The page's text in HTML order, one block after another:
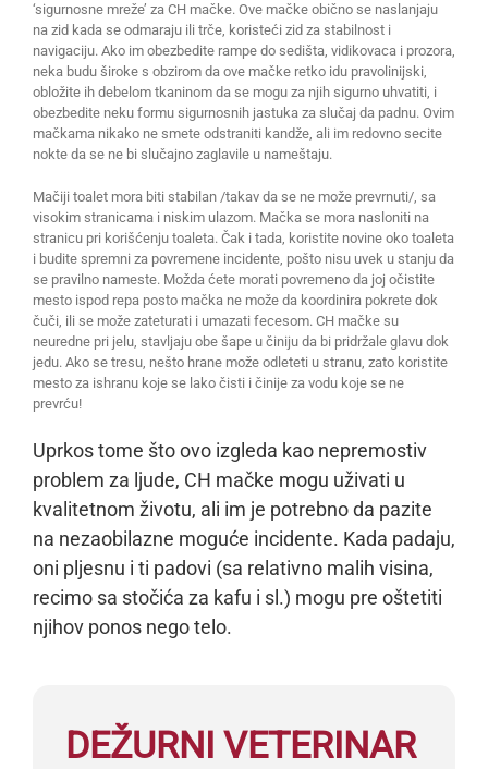
‘sigurnosne mreže’ za CH mačke. Ove mačke obično se naslanjaju
na zid kada se odmaraju ili trče, koristeći zid za stabilnost i
navigaciju. Ako im obezbedite rampe do sedišta, vidikovaca i prozora,
neka budu široke s obzirom da ove mačke retko idu pravolinijski,
obložite ih debelom tkaninom da se mogu za njih sigurno uhvatiti, i
obezbedite neku formu sigurnosnih jastuka za slučaj da padnu. Ovim
mačkama nikako ne smete odstraniti kandže, ali im redovno secite
nokte da se ne bi slučajno zaglavile u nameštaju.
Mačiji toalet mora biti stabilan /takav da se ne može prevrnuti/, sa
visokim stranicama i niskim ulazom. Mačka se mora nasloniti na
stranicu pri korišćenju toaleta. Čak i tada, koristite novine oko toaleta
i budite spremni za povremene incidente, pošto nisu uvek u stanju da
se pravilno nameste. Možda ćete morati povremeno da joj očistite
mesto ispod repa posto mačka ne može da koordinira pokrete dok
čuči, ili se može zateturati i umazati fecesom. CH mačke su
neuredne pri jelu, stavljaju obe šape u činiju da bi pridržale glavu dok
jedu. Ako se tresu, nešto hrane može odleteti u stranu, zato koristite
mesto za ishranu koje se lako čisti i činije za vodu koje se ne
prevrću!
Uprkos tome što ovo izgleda kao nepremostiv
problem za ljude, CH mačke mogu uživati u
kvalitetnom životu, ali im je potrebno da pazite
na nezaobilazne moguće incidente. Kada padaju,
oni pljesnu i ti padovi (sa relativno malih visina,
recimo sa stočića za kafu i sl.) mogu pre oštetiti
njihov ponos nego telo.
DEŽURNI VETERINAR